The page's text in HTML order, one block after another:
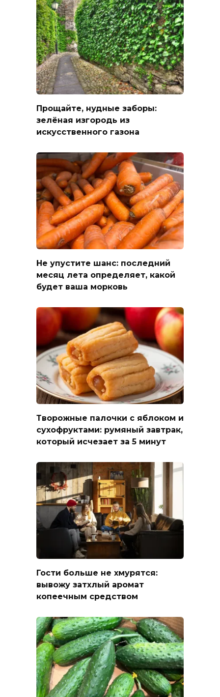
Прощайте, нудные заборы:
зелёная изгородь из
искусственного газона
Не упустите шанс: последний
месяц лета определяет, какой
будет ваша морковь
Творожные палочки с яблоком и
сухофруктами: румяный завтрак,
который исчезает за 5 минут
Гости больше не хмурятся:
вывожу затхлый аромат
копеечным средством